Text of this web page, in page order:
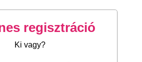
regisztráció
Ki vagy?